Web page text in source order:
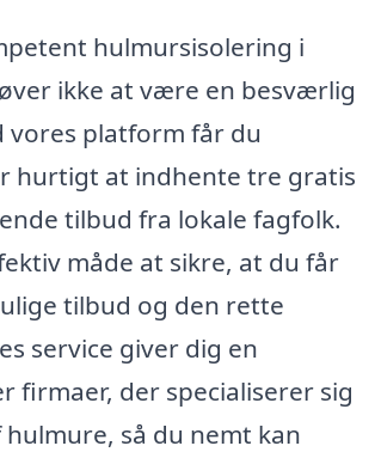
hulmursisolering i
ikke at være en besværlig
vores platform får du
hurtigt at indhente tre gratis
tilbud fra lokale fagfolk.
måde at sikre, at du får
tilbud og den rette
service giver dig en
firmaer, der specialiserer sig
så du nemt kan